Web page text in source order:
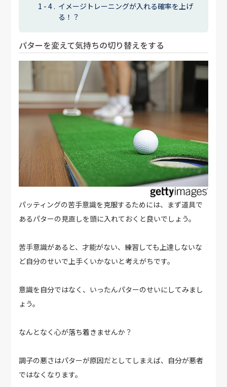
イメージトレーニングが入れる確率を上げ
る！？
パターを変えて気持ちの切り替えをする
パッティングの苦手意識を克服するためには、まず道具で
あるパターの見直しを頭に入れておくと良いでしょう。
苦手意識があると、才能がない、練習しても上達しないな
ど自分のせいで上手くいかないと考えがちです。
意識を自分ではなく、いったんパターのせいにしてみまし
ょう。
なんとなく心が落ち着きませんか？
調子の悪さはパターが原因だとしてしまえば、自分が悪者
ではなくなります。